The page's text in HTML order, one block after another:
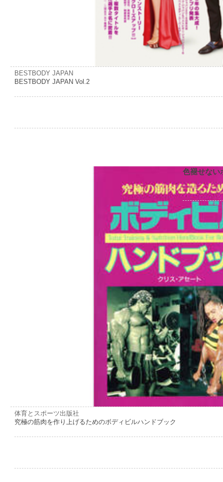
BESTBODY JAPAN
BESTBODY JAPAN Vol.2
色褪せない
体育とスポーツ出版社
究極の筋肉を作り上げるためのボディビルハンドブック